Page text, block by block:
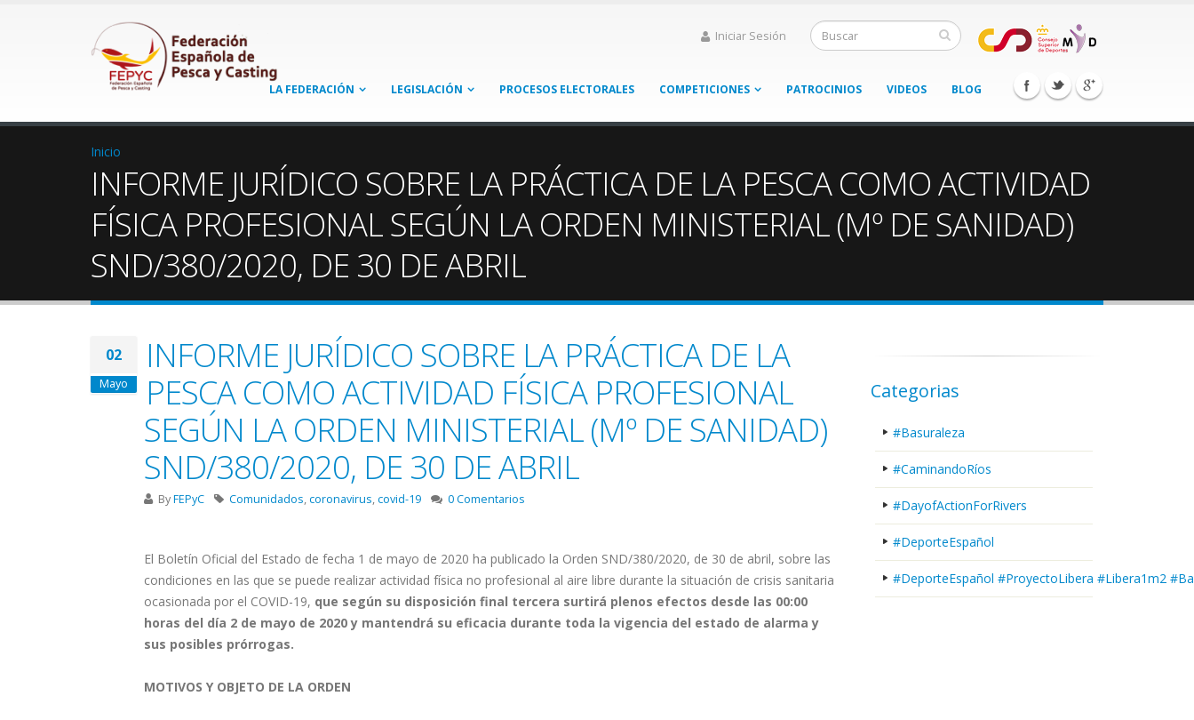
Iniciar Sesión
LA FEDERACIÓN LEGISLACIÓN PROCESOS ELECTORALES COMPETICIONES PATROCINIOS VIDEOS BLOG
Inicio
INFORME JURÍDICO SOBRE LA PRÁCTICA DE LA PESCA COMO ACTIVIDAD
FÍSICA PROFESIONAL SEGÚN LA ORDEN MINISTERIAL (Mº DE SANIDAD)
SND/380/2020, DE 30 DE ABRIL
02
Mayo
INFORME JURÍDICO SOBRE LA PRÁCTICA DE LA
PESCA COMO ACTIVIDAD FÍSICA PROFESIONAL
SEGÚN LA ORDEN MINISTERIAL (Mº DE SANIDAD)
SND/380/2020, DE 30 DE ABRIL
ByFEPyC Comunidados,coronavirus,covid-19 0 Comentarios
El Boletín Oficial del Estado de fecha 1 de mayo de 2020 ha publicado la Orden SND/380/2020, de 30 de abril, sobre las
condiciones en las que se puede realizar actividad física no profesional al aire libre durante la situación de crisis sanitaria
ocasionada por el COVID-19, que según su disposición final tercera surtirá plenos efectos desde las 00:00
horas del día 2 de mayo de 2020 y mantendrá su eficacia durante toda la vigencia del estado de alarma y
sus posibles prórrogas.
MOTIVOS Y OBJETO DE LA ORDEN
Categorias
#Basuraleza
#CaminandoRíos
#DayofActionForRivers
#DeporteEspañol
#DeporteEspañol #ProyectoLibera #Libera1m2